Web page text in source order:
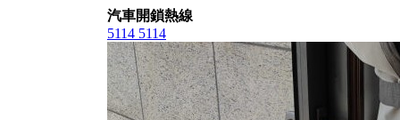
汽車開鎖熱線
5114 5114